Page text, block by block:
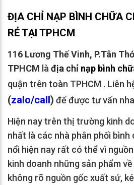
ĐỊA CHỈ NẠP BÌNH CHỮA
RẺ TẠI TPHCM
116 Lương Thế Vinh, P.Tân
TPHCM là địa chỉ nạp bình
quận trên toàn TPHCM . Liên
(zalo/call) để được tư vấn
Hiện nay trên thị trường kinh
nhất là các nhà phân phối
nổi hiện nay rất có thể vì
kinh doanh những sản phẩm
không rõ nguồn gốc xuất sứ,